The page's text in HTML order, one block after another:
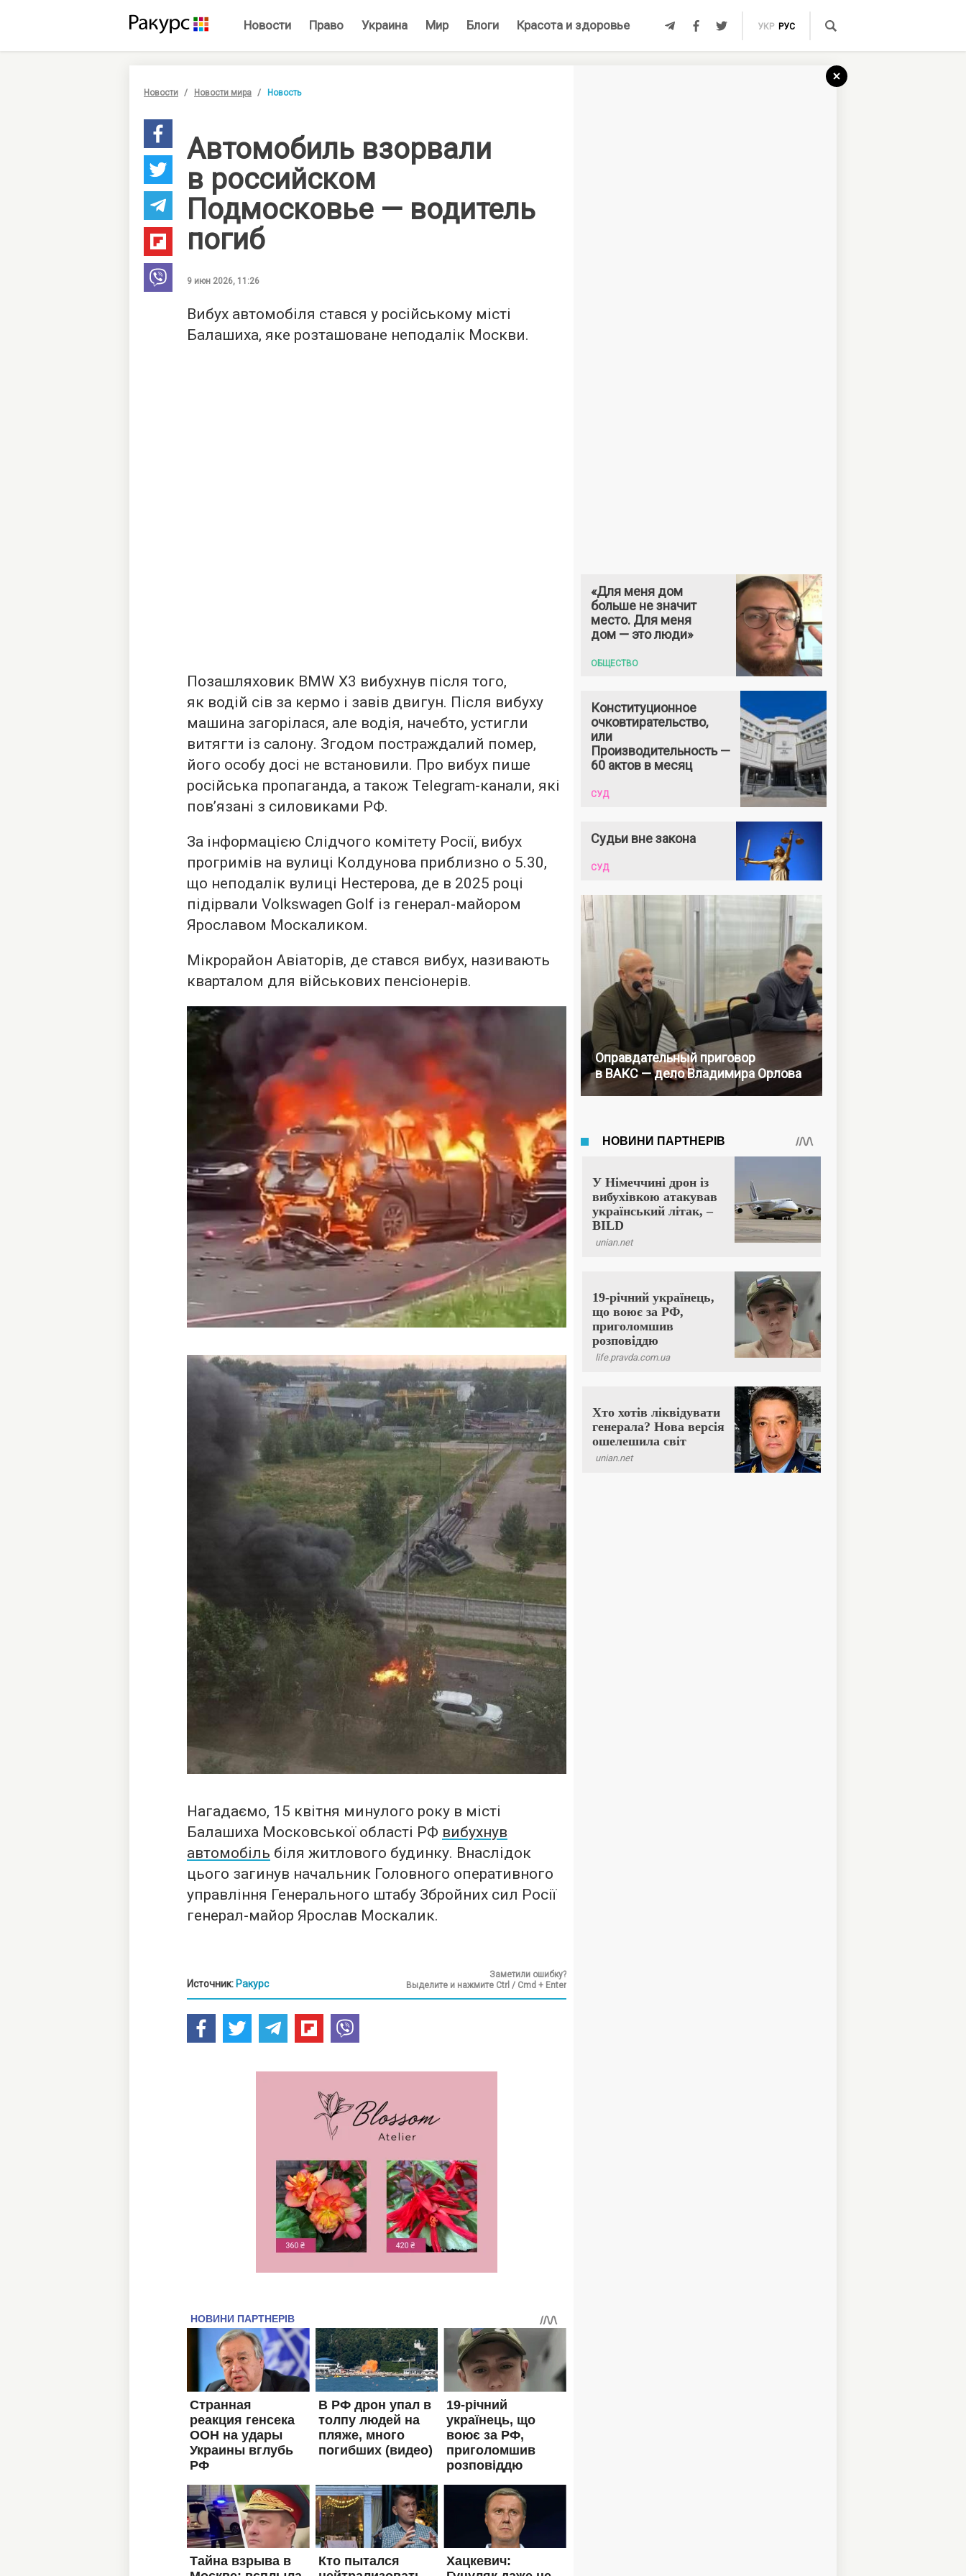
Новости Право Украина Мир Блоги Красота и здоровье УКР РУС
Новости Новости мира Новость
Автомобиль взорвали
в российском
Подмосковье — водитель
погиб
9 июн 2026, 11:26
Вибух автомобіля стався у російському місті
Балашиха, яке розташоване неподалік Москви.
Позашляховик BMW X3 вибухнув після того,
як водій сів за кермо і завів двигун. Після вибуху
машина загорілася, але водія, начебто, устигли
витягти із салону. Згодом постраждалий помер,
його особу досі не встановили. Про вибух пише
російська пропаганда, а також Telegram-канали, які
пов’язані з силовиками РФ.
За інформацією Слідчого комітету Росії, вибух
прогримів на вулиці Колдунова приблизно о 5.30,
що неподалік вулиці Нестерова, де в 2025 році
підірвали Volkswagen Golf із генерал-майором
Ярославом Москаликом.
Мікрорайон Авіаторів, де стався вибух, називають
кварталом для військових пенсіонерів.
Нагадаємо, 15 квітня минулого року в місті
Балашиха Московської області РФ вибухнув
автомобіль біля житлового будинку. Внаслідок
цього загинув начальник Головного оперативного
управління Генерального штабу Збройних сил Росії
генерал-майор Ярослав Москалик.
Источник: Ракурс
Заметили ошибку?
Выделите и нажмите Ctrl / Cmd + Enter
«Для меня дом
больше не значит
место. Для меня
дом — это люди»
ОБЩЕСТВО
Конституционное
очковтирательство,
или
Производительность —
60 актов в месяц
СУД
Судьи вне закона
СУД
Оправдательный приговор
в ВАКС — дело Владимира Орлова